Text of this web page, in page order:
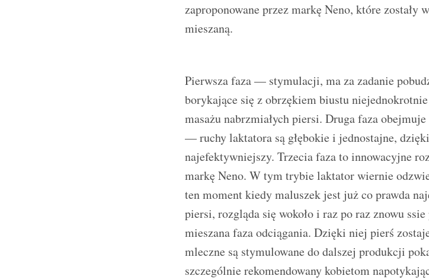
zaproponowane przez markę Neno, które zostały
mieszaną.
Pierwsza faza — stymulacji, ma za zadanie
borykające się z obrzękiem biustu
masażu nabrzmiałych piersi. Druga faza
— ruchy laktatora są głębokie i jednostajne,
najefektywniejszy. Trzecia faza to innowacyjne
markę Neno. W tym trybie laktator wiernie
ten moment kiedy maluszek jest już co prawda
piersi, rozgląda się wokoło i raz po raz znowu
mieszana faza odciągania. Dzięki niej pierś
mleczne są stymulowane do dalszej produkcji
szczególnie rekomendowany kobietom